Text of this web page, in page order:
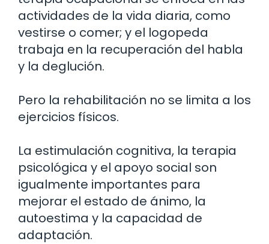
actividades de la vida diaria, como
vestirse o comer; y el logopeda
trabaja en la recuperación del habla
y la deglución.
Pero la rehabilitación no se limita a los
ejercicios físicos.
La estimulación cognitiva, la terapia
psicológica y el apoyo social son
igualmente importantes para
mejorar el estado de ánimo, la
autoestima y la capacidad de
adaptación.